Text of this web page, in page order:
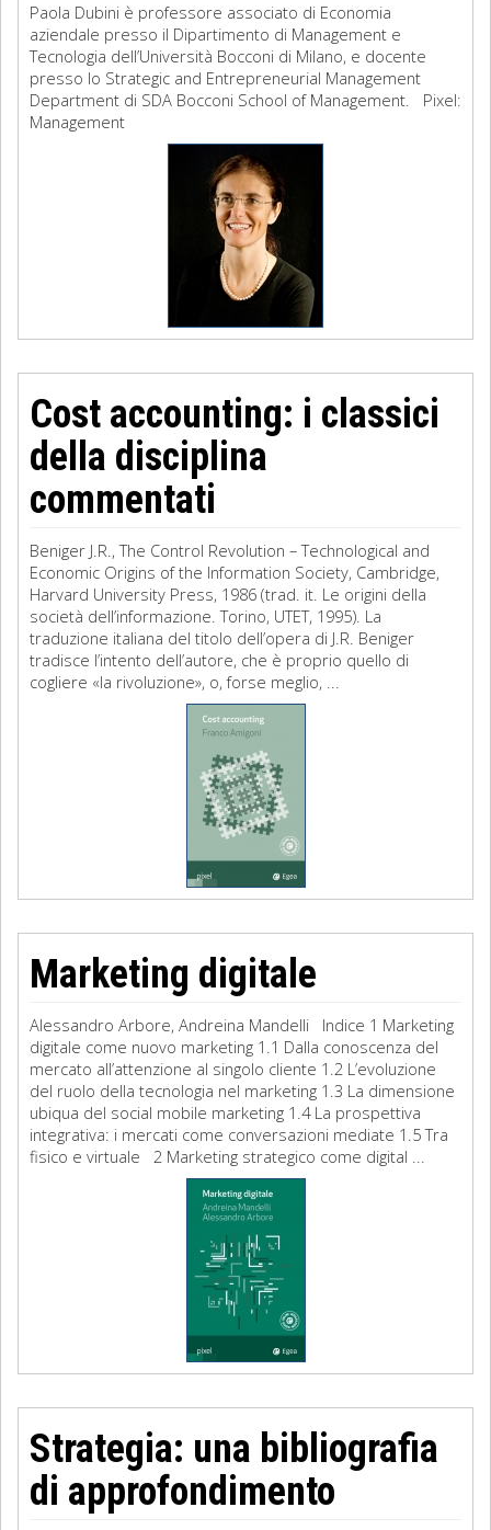
Paola Dubini è professore associato di Economia
aziendale presso il Dipartimento di Management e
Tecnologia dell’Università Bocconi di Milano, e docente
presso lo Strategic and Entrepreneurial Management
Department di SDA Bocconi School of Management. Pixel:
Management
Cost accounting: i classici
della disciplina
commentati
Beniger J.R., The Control Revolution – Technological and
Economic Origins of the Information Society, Cambridge,
Harvard University Press, 1986 (trad. it. Le origini della
società dell’informazione. Torino, UTET, 1995). La
traduzione italiana del titolo dell’opera di J.R. Beniger
tradisce l’intento dell’autore, che è proprio quello di
cogliere «la rivoluzione», o, forse meglio, ...
Marketing digitale
Alessandro Arbore, Andreina Mandelli Indice 1 Marketing
digitale come nuovo marketing 1.1 Dalla conoscenza del
mercato all’attenzione al singolo cliente 1.2 L’evoluzione
del ruolo della tecnologia nel marketing 1.3 La dimensione
ubiqua del social mobile marketing 1.4 La prospettiva
integrativa: i mercati come conversazioni mediate 1.5 Tra
fisico e virtuale 2 Marketing strategico come digital ...
Strategia: una bibliografia
di approfondimento